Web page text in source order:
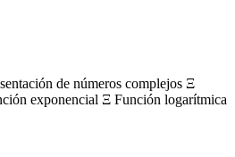
de números complejos Ξ
exponencial Ξ Función logarítmica